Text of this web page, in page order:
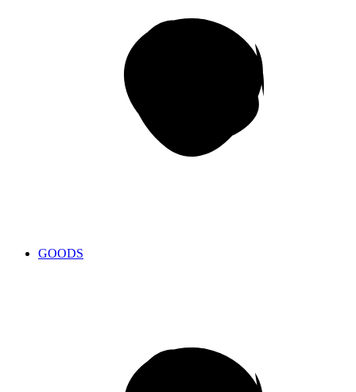
GOODS